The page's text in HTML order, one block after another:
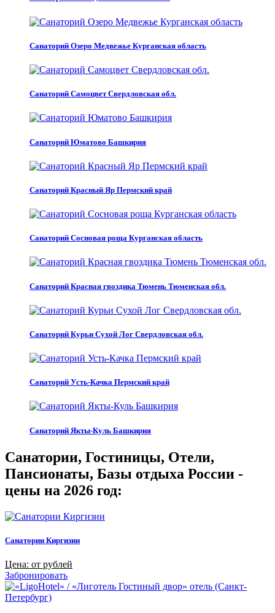
Санаторий Озеро Медвежье Курганская область
Санаторий Самоцвет Свердловская обл.
Санаторий Юматово Башкирия
Санаторий Красный Яр Пермский край
Санаторий Сосновая роща Курганская область
Санаторий Красная гвоздика Тюмень Тюменская обл.
Санаторий Курьи Сухой Лог Свердловская обл.
Санаторий Усть-Качка Пермский край
Санаторий Якты-Куль Башкирия
Санатории, Гостиницы, Отели,
Пансионаты, Базы отдыха России -
цены на 2026 год:
Санатории Киргизии
Цена: от рублей
Забронировать